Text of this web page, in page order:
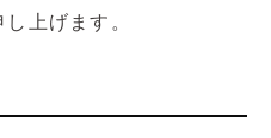
上げます。